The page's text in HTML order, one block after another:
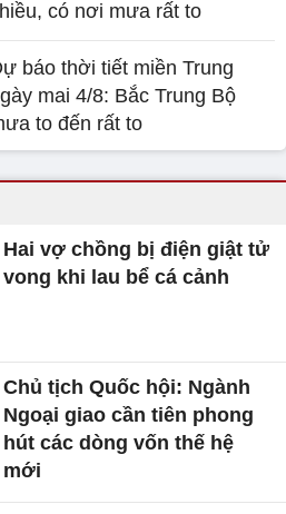
có nơi mưa rất to
báo thời tiết miền Trung
mai 4/8: Bắc Trung Bộ
to đến rất to
Hai vợ chồng bị điện giật tử
vong khi lau bể cá cảnh
Chủ tịch Quốc hội: Ngành
Ngoại giao cần tiên phong
hút các dòng vốn thế hệ
mới